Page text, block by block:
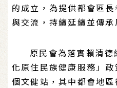
的成立，為提供都會區
與交流，持續延續並傳承
原民會為落實賴清德
化原住民族健康服務」
個文健站，其中都會地